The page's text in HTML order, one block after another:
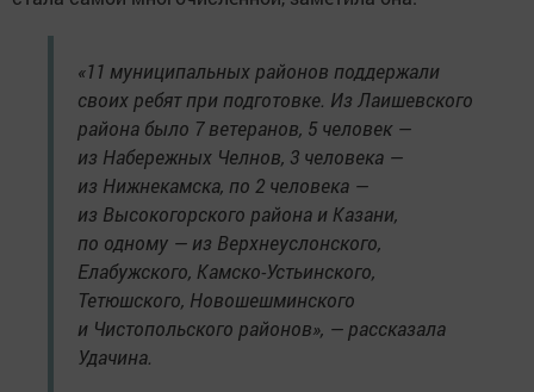
«11 муниципальных районов поддержали
своих ребят при подготовке. Из Лаишевского
района было 7 ветеранов, 5 человек —
из Набережных Челнов, 3 человека —
из Нижнекамска, по 2 человека —
из Высокогорского района и Казани,
по одному — из Верхнеуслонского,
Елабужского, Камско-Устьинского,
Тетюшского, Новошешминского
и Чистопольского районов», — рассказала
Удачина.